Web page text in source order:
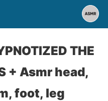
THE
+ Asmr head,
foot, leg